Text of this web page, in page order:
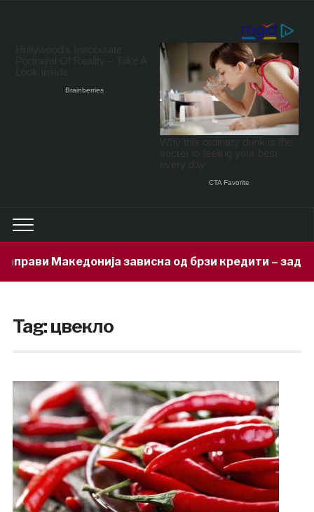
Македонија зависна од брзи кредити – задолжени
Tag:цвекло